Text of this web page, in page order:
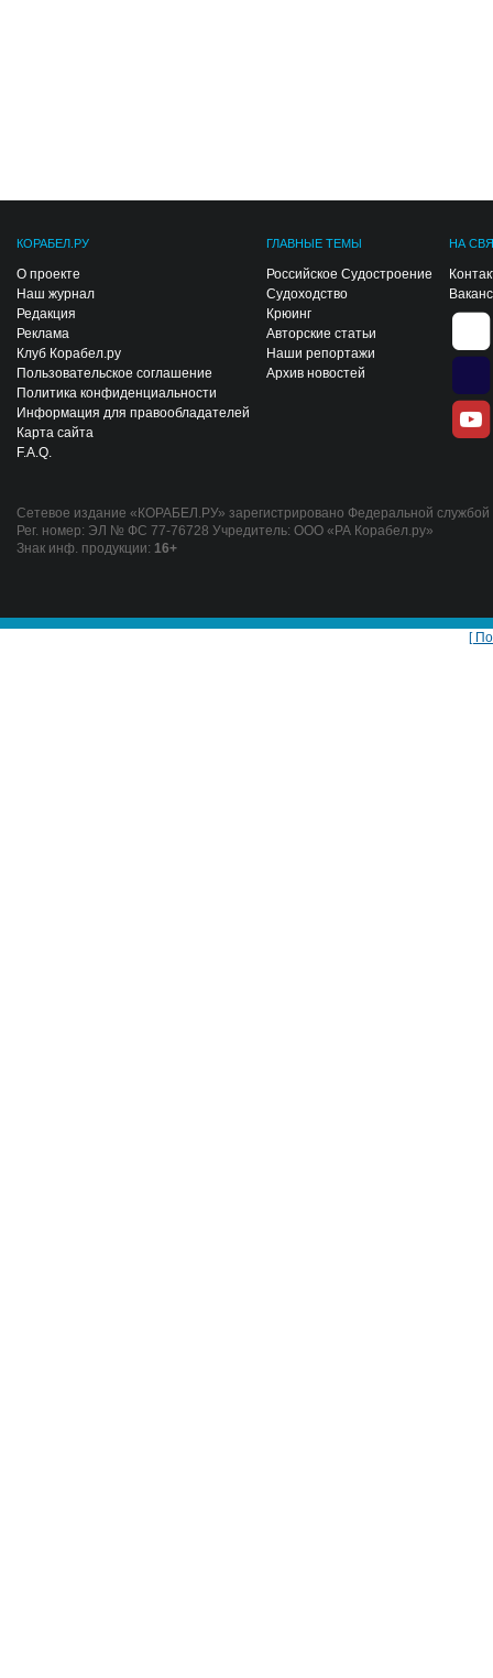
КОРАБЕЛ.РУ
О проекте
Наш журнал
Редакция
Реклама
Клуб Корабел.ру
Пользовательское соглашение
Политика конфиденциальности
Информация для правообладателей
Карта сайта
F.A.Q.
ГЛАВНЫЕ ТЕМЫ
Российское Судостроение
Судоходство
Крюинг
Авторские статьи
Наши репортажи
Архив новостей
НА
Сетевое издание «КОРАБЕЛ.РУ» зарегистрировано Федеральной
Рег. номер: ЭЛ № ФС 77-76728 Учредитель: ООО «РА Корабел.ру»
Знак инф. продукции: 16+
[